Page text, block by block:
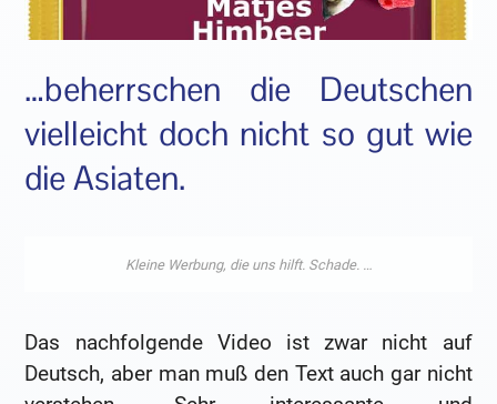
…beherrschen die Deutschen
vielleicht doch nicht so gut wie
die Asiaten.
Das nachfolgende Video ist zwar nicht auf
Deutsch, aber man muß den Text auch gar nicht